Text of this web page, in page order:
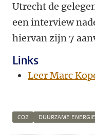
Utrecht de
een interview
hiervan zijn 7
Links
Leer Marc
CO2 DUURZAME ENERGIE